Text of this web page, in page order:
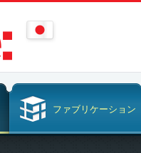
ファブリケーション